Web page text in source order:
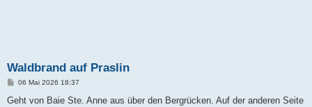
Waldbrand auf Praslin
B
i
06 Mai 2026 18:37
Geht von Baie Ste. Anne aus über den Bergrücken. Auf der anderen Seite